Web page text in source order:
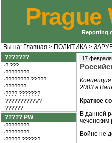
Prague
Reporting
Вы на: Главная > ПОЛИТИКА >
???????
·? ???
·????????
·???????? ?????
·???????
·???? ???????
·????????????
·??????
????? PW
·????????
·????????
·????? ??????
17
2003 в
Краткое
В данной
чеченским
Войне не